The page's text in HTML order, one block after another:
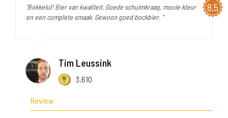
8,5
"Bokkelul! Bier van kwaliteit. Goede schuimkraag, mooie kleur
en een complete smaak. Gewoon goed bockbier. "
Tim Leussink
3.610
Review